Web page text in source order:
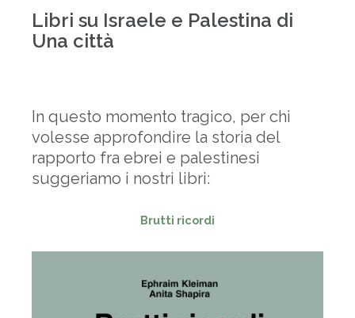
Libri su Israele e Palestina di
Una città
In questo momento tragico, per chi
volesse approfondire la storia del
rapporto fra ebrei e palestinesi
suggeriamo i nostri libri:
Brutti ricordi